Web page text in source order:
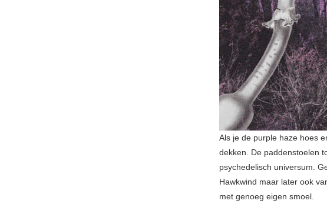
Als je de purple haze hoes
dekken. De paddenstoelen
psychedelisch universum.
Hawkwind maar later ook
met genoeg eigen smoel.